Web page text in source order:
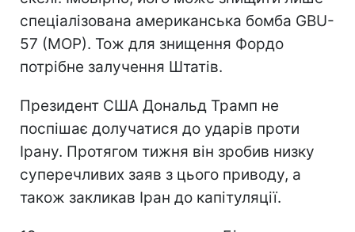
спеціалізована американська бомба GBU-
57 (MOP). Тож для знищення Фордо
потрібне залучення Штатів.
Президент США Дональд Трамп не
поспішає долучатися до ударів проти
Ірану. Протягом тижня він зробив низку
суперечливих заяв з цього приводу, а
також закликав Іран до капітуляції.